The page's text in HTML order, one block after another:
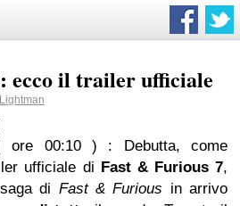
ecco il trailer ufficiale
Lightman
ore 00:10 ) : Debutta, come
ufficiale di Fast & Furious 7,
di Fast & Furious in arrivo